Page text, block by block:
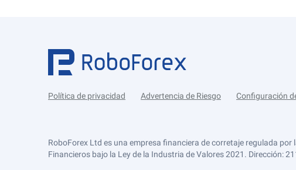
Política de privacidad Advertencia de Riesgo Configuración
RoboForex Ltd es una empresa financiera de corretaje regulada
Financieros bajo la Ley de la Industria de Valores 2021. Dirección: